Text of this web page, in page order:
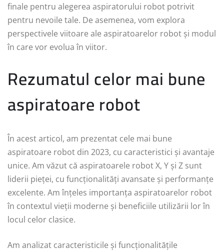
finale pentru alegerea aspiratorului robot potrivit
pentru nevoile tale. De asemenea, vom explora
perspectivele viitoare ale aspiratoarelor robot și modul
în care vor evolua în viitor.
Rezumatul celor mai bune
aspiratoare robot
În acest articol, am prezentat cele mai bune
aspiratoare robot din 2023, cu caracteristici și avantaje
unice. Am văzut că aspiratoarele robot X, Y și Z sunt
liderii pieței, cu funcționalități avansate și performanțe
excelente. Am înțeles importanța aspiratoarelor robot
în contextul vieții moderne și beneficiile utilizării lor în
locul celor clasice.
Am analizat caracteristicile și funcționalitățile